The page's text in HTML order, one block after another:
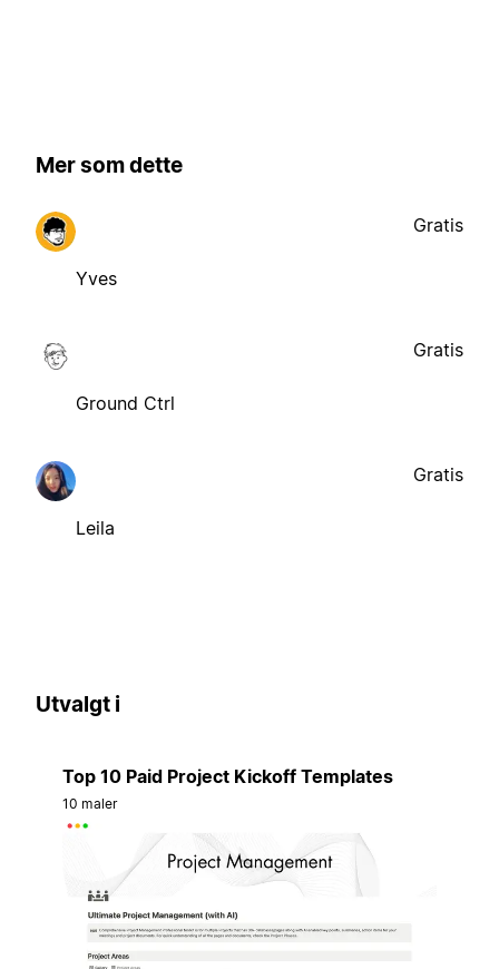
Mer som dette
Yves
Gratis
Ground Ctrl
Gratis
Leila
Gratis
Utvalgt i
Top 10 Paid Project Kickoff Templates
10 maler